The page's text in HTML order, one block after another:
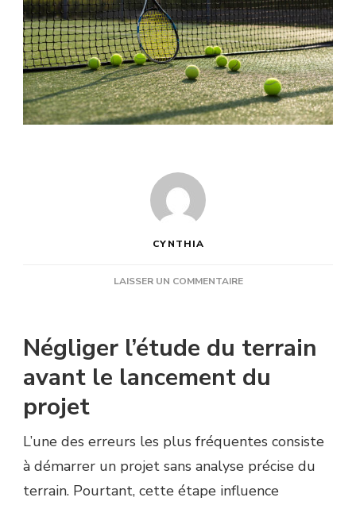
CYNTHIA
LAISSER UN COMMENTAIRESUR
PEUVENT
EXPLOSER
TERRAIN
DE
LORS
Négliger l’étude du terrain
avant le lancement du
projet
L’une des erreurs les plus fréquentes consiste
à démarrer un projet sans analyse précise du
terrain. Pourtant, cette étape influence